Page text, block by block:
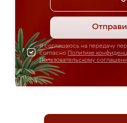
Я соглашаюсь на передачу
согласно Политике
Пользовательскому